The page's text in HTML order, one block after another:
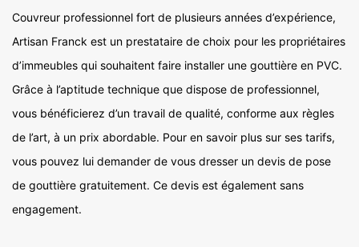
Couvreur professionnel fort de plusieurs années d’expérience,
Artisan Franck est un prestataire de choix pour les propriétaires
d’immeubles qui souhaitent faire installer une gouttière en PVC.
Grâce à l’aptitude technique que dispose de professionnel,
vous bénéficierez d’un travail de qualité, conforme aux règles
de l’art, à un prix abordable. Pour en savoir plus sur ses tarifs,
vous pouvez lui demander de vous dresser un devis de pose
de gouttière gratuitement. Ce devis est également sans
engagement.